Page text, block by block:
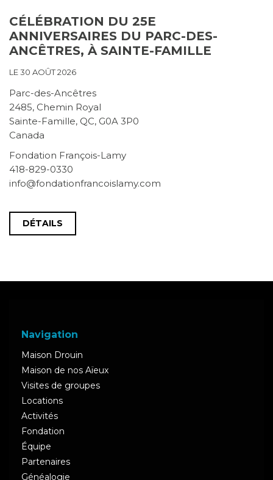
CÉLÉBRATION DU 25E
ANNIVERSAIRES DU PARC-DES-
ANCÊTRES, À SAINTE-FAMILLE
LE 30 AOÛT 2026
Parc-des-Ancêtres
2485, Chemin Royal
Sainte-Famille, QC, G0A 3P0
Canada
Fondation François-Lamy
418-829-0330
info@fondationfrancoislamy.com
DÉTAILS